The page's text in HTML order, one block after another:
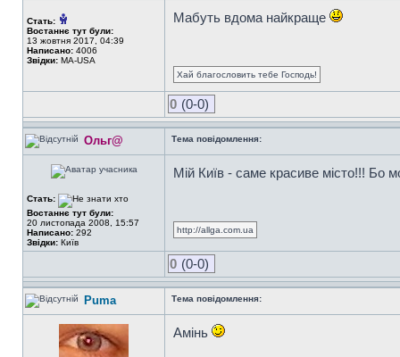
Стать:
Востаннє тут були:
13 жовтня 2017, 04:39
Написано: 4006
Звідки: MA-USA
Мабуть вдома найкраще
Хай благословить тебе Господь!
0 (0-0)
Ольг@ Тема повідомлення:
Стать:
Востаннє тут були:
20 листопада 2008, 15:57
Написано: 292
Звідки: Київ
Мій Київ - саме красиве місто!!! Бо
http://allga.com.ua
0 (0-0)
Puma Тема повідомлення:
Амінь